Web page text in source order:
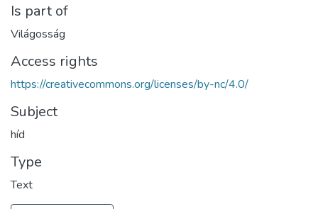
Is part of
Világosság
Access rights
https://creativecommons.org/licenses/by-nc/4.0/
Subject
híd
Type
Text